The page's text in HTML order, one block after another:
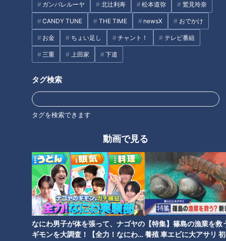
ガンバレルーヤ 北辻利寿 松本道弥 鷲見玲奈
CANDY TUNE THE TIME newsX おでかけ
お金 ちょい足し チャント！ テレビ番組
三重 上田家 下道
タグ検索
タグを検索できます
動画で見る
なにわ男子が体を張って、ナゴヤの
ギモンを大調査！【全力！なにわ実
【特集】篠島の漁業を救
養殖 車エビに大アサリ
タグ
北辻利寿 コラム ハンドドライヤー
北辻利寿の日本はじめて物語
オススメ関連コンテンツ
「ヘアドライヤー」髪を乾かす
道具から美容の必需品に進化さ
せたニッポン開発魂
どんな食器も、どんな汚れも洗
い流す！ニッポンの「食洗機」
が越えたハードル